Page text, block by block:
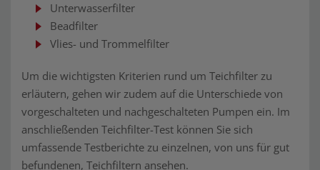
Unterwasserfilter
Beadfilter
Vlies- und Trommelfilter
Um die wichtigsten Kriterien rund um Teichfilter zu
erläutern, gehen wir zudem auf die Unterschiede von
vorgeschalteten und nachgeschalteten Pumpen ein. Im
anschließenden Teichfilter-Test können Sie sich
umfassende Testberichte zu einzelnen, von uns für gut
befundenen, Teichfiltern ansehen.